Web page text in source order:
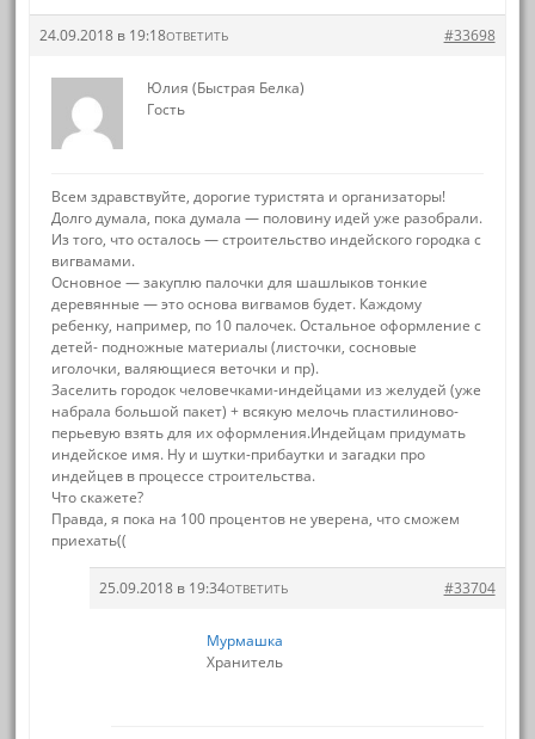
24.09.2018 в 19:18 #33698
ОТВЕТИТЬ
Юлия (Быстрая Белка)
Гость
Всем здравствуйте, дорогие туристята и организаторы!
Долго думала, пока думала — половину идей уже разобрали.
Из того, что осталось — строительство индейского городка с
вигвамами.
Основное — закуплю палочки для шашлыков тонкие
деревянные — это основа вигвамов будет. Каждому
ребенку, например, по 10 палочек. Остальное оформление с
детей- подножные материалы (листочки, сосновые
иголочки, валяющиеся веточки и пр).
Заселить городок человечками-индейцами из желудей (уже
набрала большой пакет) + всякую мелочь пластилиново-
перьевую взять для их оформления.Индейцам придумать
индейское имя. Ну и шутки-прибаутки и загадки про
индейцев в процессе строительства.
Что скажете?
Правда, я пока на 100 процентов не уверена, что сможем
приехать((
25.09.2018 в 19:34 #33704
ОТВЕТИТЬ
Мурмашка
Хранитель